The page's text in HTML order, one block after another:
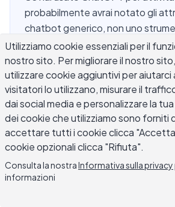
probabilmente avrai notato gli
chatbot generico, non uno
dedicato. Non ci sono controlli di
nessun flusso di riscrittura
ciclo di feedback specifico per la
Trovare un'affidabile alternativa a
scrittura che si adatti davvero al
dei writer è una delle domande
sentiamo dai nostri utenti
articolo confronta le opzioni
nel 2026, spiega cosa fa bene
a scegliere lo strumento giusto
specifiche attività di scrittura —
Utilizziamo cookie essenziali per il
nostro sito. Per migliorare il nostro
utilizzare cookie aggiuntivi per aiutarci
visitatori lo utilizzano, misurare il
dai social media e personalizzare la
dei cookie che utilizziamo sono forniti
accettare tutti i cookie clicca
cookie opzionali clicca "Rifiuta".
Consulta la nostraInformativa sulla privacy
informazioni